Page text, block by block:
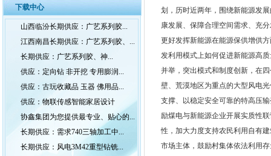
下载中心
山西临汾长期供应：广艺系列胶...
江西南昌长期供应：广艺系列胶、...
长期供应：广艺系列胶、神...
供应：定向钻 非开挖 专用膨润...
供应：古玩收藏品 玉器 佛用品...
供应：物联传感智能家居设计
协鑫集团为您提供最专业、贴心的...
长期供应：需求740三轴加工中...
长期供应：风电3M42重型钻铣...
划，历时近两年，围绕新能源发
康发展、保障合理空间需求、充
更好发挥新能源在能源保供增供
发利用模式上如何促进新能源高
并举，突出模式和制度创新，在
壁、荒漠地区为重点的大型风电
支撑、以稳定安全可靠的特高压
励煤电与新能源企业开展实质性
性，加大力度支持农民利用自有
市场主体，鼓励村集体依法利用